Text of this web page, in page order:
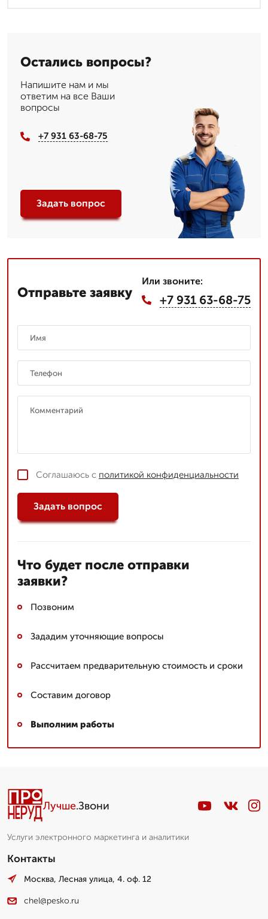
Остались вопросы?
Напишите нам и мы
ответим на все Ваши
вопросы
+7 931 63-68-75
Задать вопрос
Отправьте заявку
Или звоните:
+7 931 63-68-75
Соглашаюсь с политикой конфиденциальности
Задать вопрос
Что будет после отправки
заявки?
Позвоним
Зададим уточняющие вопросы
Рассчитаем предварительную стоимость и сроки
Составим договор
Выполним работы
Лучше.Звони
Услуги электронного маркетинга и аналитики
Контакты
Москва, Лесная улица, 4. оф. 12
chel@pesko.ru